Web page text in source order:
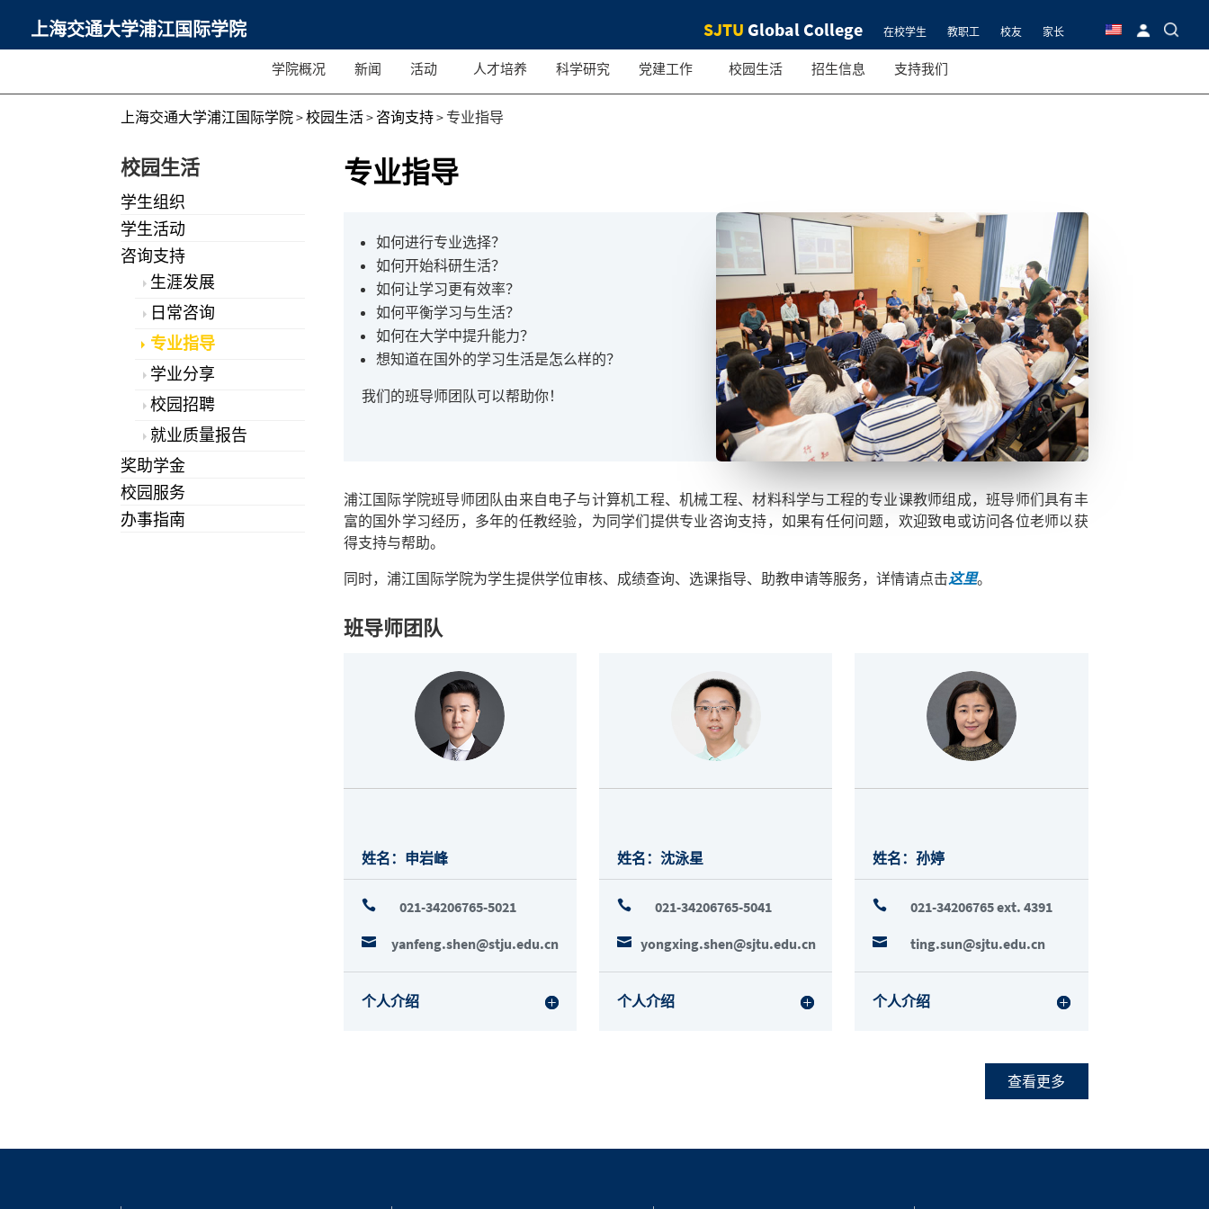
上海交通大学浦江国际学院 SJTU Global College 在校学生 教职工 校友 家长
学院概况 新闻 活动 人才培养 科学研究 党建工作 校园生活 招生信息 支持我们
上海交通大学浦江国际学院>校园生活> 咨询支持> 专业指导
校园生活
学生组织
学生活动
咨询支持
生涯发展
日常咨询
专业指导
学业分享
校园招聘
就业质量报告
奖助学金
校园服务
办事指南
专业指导
如何进行专业选择？
如何开始科研生活？
如何让学习更有效率？
如何平衡学习与生活？
如何在大学中提升能力？
想知道在国外的学习生活是怎么样的？
我们的班导师团队可以帮助你！
浦江国际学院班导师团队由来自电子与计算机工程、机械工程、材料科学与工程的专业课教师组成，班导师们具有丰
富的国外学习经历，多年的任教经验，为同学们提供专业咨询支持，如果有任何问题，欢迎致电或访问各位老师以获
得支持与帮助。
同时，浦江国际学院为学生提供学位审核、成绩查询、选课指导、助教申请等服务，详情请点击这里。
班导师团队
姓名：申岩峰
 021-34206765-5021
 yanfeng.shen@stju.edu.cn
个人介绍
姓名：沈泳星
 021-34206765-5041
 yongxing.shen@sjtu.edu.cn
个人介绍
姓名：孙婷
 021-34206765 ext. 4391
 ting.sun@sjtu.edu.cn
个人介绍
查看更多